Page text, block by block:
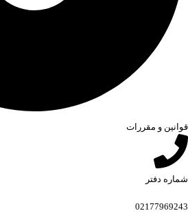
قوانین و مقررات
شماره دفتر
02177969243